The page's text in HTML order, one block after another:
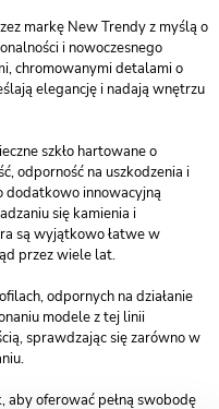
markę New Trendy z myślą o
i nowoczesnego
chromowanymi detalami o
elegancję i nadają wnętrzu
szkło hartowane o
odporność na uszkodzenia i
dodatkowo innowacyjną
się kamienia i
są wyjątkowo łatwe w
przez wiele lat.
odpornych na działanie
modele z tej linii
sprawdzając się zarówno w
aby oferować pełną swobodę